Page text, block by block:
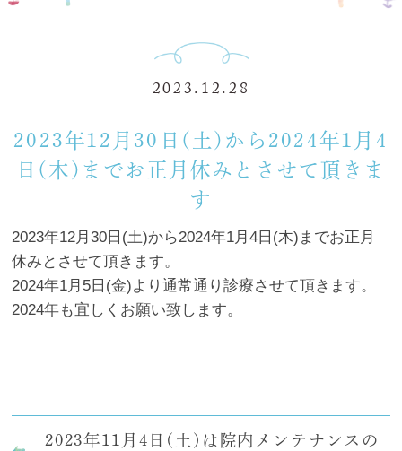
2023.12.28
2023年12月30日(土)から2024年1月4
日(木)までお正月休みとさせて頂きま
す
2023年12月30日(土)から2024年1月4日(木)までお正月
休みとさせて頂きます。
2024年1月5日(金)より通常通り診療させて頂きます。
2024年も宜しくお願い致します。
2023年11月4日(土)は院内メンテナンスの